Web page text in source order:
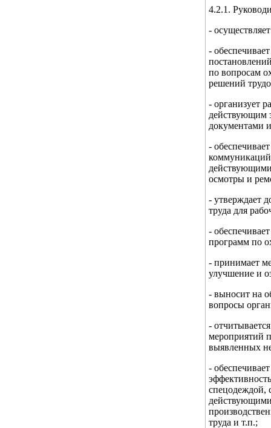
4.2.1.
-
-
по вопросам
решений
- организует
действующим
документами
-
осмотры и
- утверждает
труда для
-
программ по
- принимает
улучшение и
- выносит на
вопросы
-
мероприятий
выявленных
-
спецодеждой,
труда и т.п.;